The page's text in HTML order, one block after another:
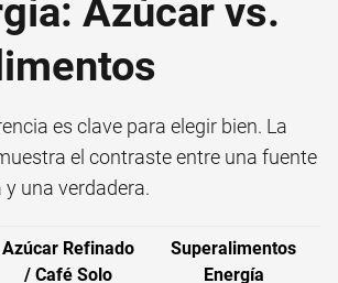
Azúcar vs.
es clave para elegir bien. La
el contraste entre una fuente
y una verdadera.
Azúcar Refinado
/ Café Solo
Superalimentos
Energía